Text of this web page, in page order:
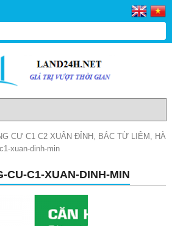
CƯ C1 C2 XUÂN ĐỈNH, BẮC TỪ LIÊM, HÀ
xuan-dinh-min
CU-C1-XUAN-DINH-MIN